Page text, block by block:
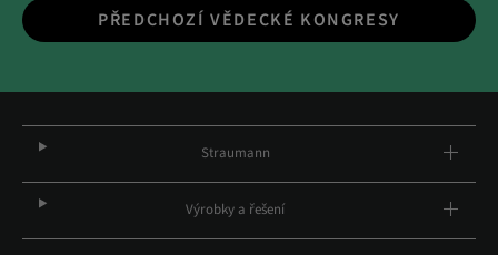
PŘEDCHOZÍ VĚDECKÉ KONGRESY
Straumann
Výrobky a řešení